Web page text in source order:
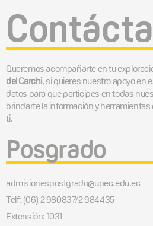
Queremos acompañarte en tu
del Carchi, si quieres nuestro apoyo en
datos para que participes en todas
brindarte la información y
ti.
Posgrado
admisionespostgrado@upec.edu.ec
Telf: (06) 2 980837/2 984435
Extensión: 1031